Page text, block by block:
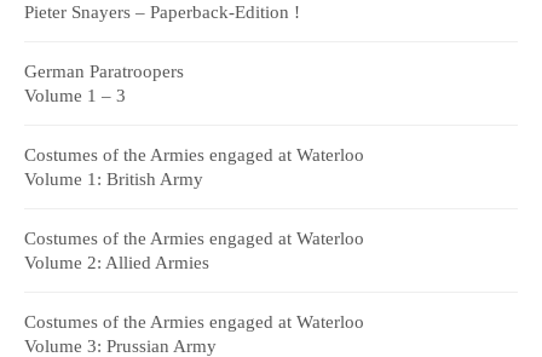
Pieter Snayers – Paperback-Edition !
German Paratroopers
Volume 1 – 3
Costumes of the Armies engaged at Waterloo
Volume 1: British Army
Costumes of the Armies engaged at Waterloo
Volume 2: Allied Armies
Costumes of the Armies engaged at Waterloo
Volume 3: Prussian Army